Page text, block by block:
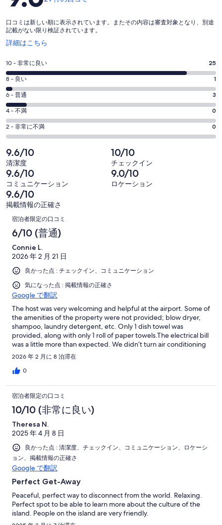
口コミは新しい順に表示されています。またその内容は審査対象となり、別途
記載がない限り検証されています。
詳細はこちら
新
い
ウ
ィ
ン
ド
ウ
で
開
く
評
価
10
-
29
件
の
口
コ
ミ
中
25
件
が
非
に
良
い
10 - 非常に良い 25
評
価
8
-
29
件
口
コ
ミ
中
1
件
が
良
8 - 良い 1
評
価
6
-
29
件
の
口
コ
ミ
中
件
が
普
通
6 - 普通 3
評
価
4
29
件
の
口
コ
ミ
中
が
満
4 - 不満 0
評
価
2
-
29
件
の
口
ミ
中
件
が
常
に
満
2 - 非常に不満 0
9.6/10
清潔度
10/10
チェックイン
9.6/10
コミュニケーション
9.0/10
ロケーション
9.6/10
掲載情報の正確さ
口
コ
ミ
宿泊者限定の口コミ
6/10 (普通)
Connie L.
2026 年 2 月 21 日
良かった点 : チェックイン、コミュニケーション
気になった点 : 掲載情報の正確さ
Google で翻訳
The host was very welcoming and helpful at the airport. Some of
the amenities of the property were not provided; blow dryer,
shampoo, laundry detergent, etc. Only 1 dish towel was
provided, along with only 1 roll of paper towels.The electrical bill
was a little more than expected. We didn’t turn air conditioning
on, but found one of the upstairs bedroom had an air
conditioner running. Bugs were prevalent even though we
cleaned constantly. On a bright note, Ty-Ty was always available
island.
2026 年 2 月に 8 泊滞在
0
宿泊者限定の口コミ
10/10 (非常に良い)
Theresa N.
2025 年 4 月 8 日
良かった点 : 清潔度、チェックイン、コミュニケーション、ロケーシ
ョン、掲載情報の正確さ
Google で翻訳
Perfect Get-Away
Peaceful, perfect way to disconnect from the world. Relaxing.
Perfect spot to be able to learn more about the culture of the
island. People on the island are very friendly.